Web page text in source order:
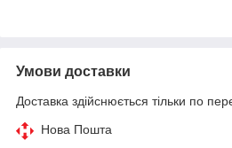
Умови доставки
Доставка здійснюється тільки по
Нова Пошта